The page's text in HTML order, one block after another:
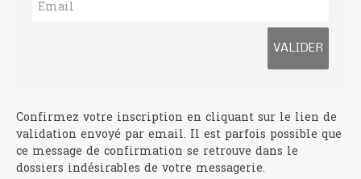
Confirmez votre inscription en cliquant sur le lien de
validation envoyé par email. Il est parfois possible que
ce message de confirmation se retrouve dans le
dossiers indésirables de votre messagerie.